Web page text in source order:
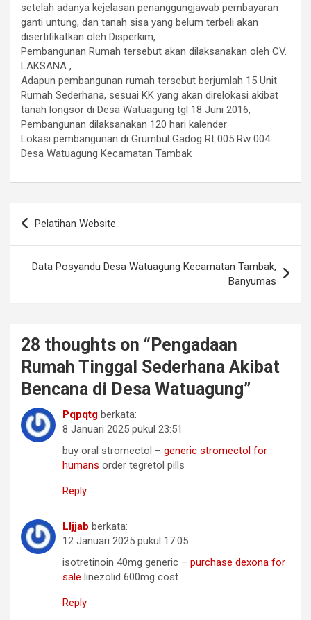
setelah adanya kejelasan penanggungjawab pembayaran
ganti untung, dan tanah sisa yang belum terbeli akan
disertifikatkan oleh Disperkim,
Pembangunan Rumah tersebut akan dilaksanakan oleh CV.
LAKSANA ,
Adapun pembangunan rumah tersebut berjumlah 15 Unit
Rumah Sederhana, sesuai KK yang akan direlokasi akibat
tanah longsor di Desa Watuagung tgl 18 Juni 2016,
Pembangunan dilaksanakan 120 hari kalender
Lokasi pembangunan di Grumbul Gadog Rt 005 Rw 004
Desa Watuagung Kecamatan Tambak
Navigasi
pos
Pelatihan Website
Data Posyandu Desa Watuagung Kecamatan Tambak,
Banyumas
28 thoughts on “ Pengadaan
Rumah Tinggal Sederhana Akibat
Bencana di Desa Watuagung”
Pqpqtg berkata:
8 Januari 2025 pukul 23:51
buy oral stromectol – generic stromectol for
humans order tegretol pills
Reply
Lljjab berkata:
12 Januari 2025 pukul 17:05
isotretinoin 40mg generic – purchase dexona for
sale linezolid 600mg cost
Reply